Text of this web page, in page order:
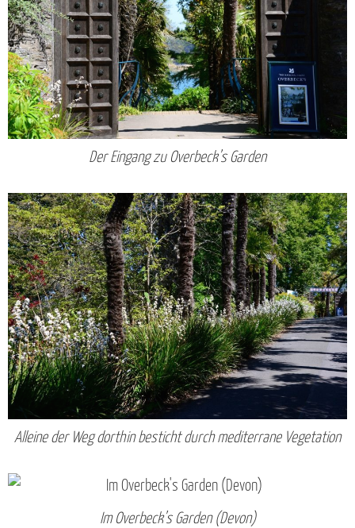
Der Eingang zu Overbeck’s Garden
Alleine der Weg dorthin besticht durch mediterrane Vegetation
Im Overbeck’s Garden (Devon)